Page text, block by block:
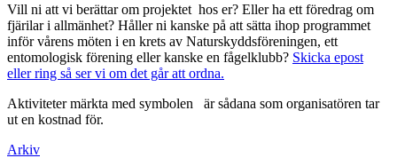
Vill ni att vi berättar om projektet hos er? Eller ha ett föredrag om
fjärilar i allmänhet? Håller ni kanske på att sätta ihop programmet
inför vårens möten i en krets av Naturskyddsföreningen, ett
entomologisk förening eller kanske en fågelklubb? Skicka epost
eller ring så ser vi om det går att ordna.
Aktiviteter märkta med symbolen
är sådana som organisatören tar
ut en kostnad för.
Arkiv